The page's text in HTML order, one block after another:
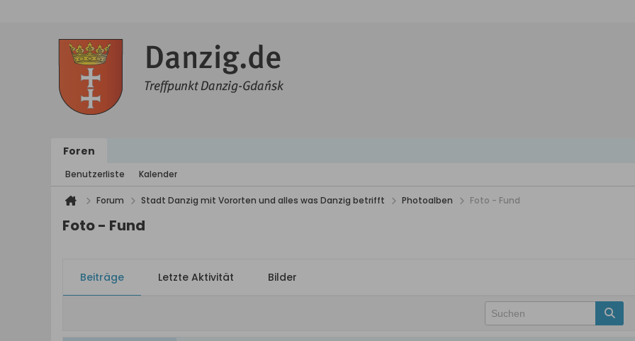
Foren
Benutzerliste Kalender
Forum Stadt Danzig mit Vororten und alles was Danzig betrifft Photoalben Foto - Fund
Foto - Fund
Beiträge Letzte Aktivität Bilder